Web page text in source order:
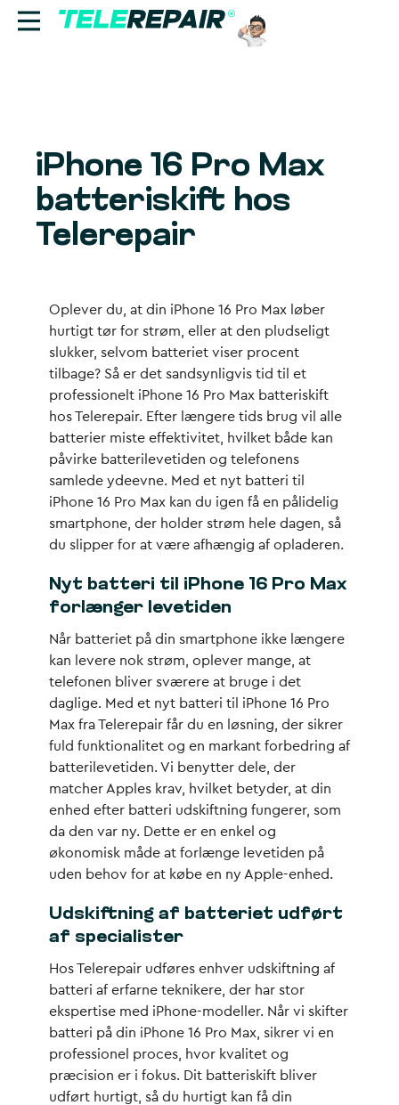
Find butik
Erhverv
iPhone 16 Pro Max
batteriskift hos
Telerepair
Oplever du, at din iPhone 16 Pro Max løber
hurtigt tør for strøm, eller at den pludseligt
slukker, selvom batteriet viser procent
tilbage? Så er det sandsynligvis tid til et
professionelt iPhone 16 Pro Max batteriskift
hos Telerepair. Efter længere tids brug vil alle
batterier miste effektivitet, hvilket både kan
påvirke batterilevetiden og telefonens
samlede ydeevne. Med et nyt batteri til
iPhone 16 Pro Max kan du igen få en pålidelig
smartphone, der holder strøm hele dagen, så
du slipper for at være afhængig af opladeren.
Nyt batteri til iPhone 16 Pro Max
forlænger levetiden
Når batteriet på din smartphone ikke længere
kan levere nok strøm, oplever mange, at
telefonen bliver sværere at bruge i det
daglige. Med et nyt batteri til iPhone 16 Pro
Max fra Telerepair får du en løsning, der sikrer
fuld funktionalitet og en markant forbedring af
batterilevetiden. Vi benytter dele, der
matcher Apples krav, hvilket betyder, at din
enhed efter batteri udskiftning fungerer, som
da den var ny. Dette er en enkel og
økonomisk måde at forlænge levetiden på
uden behov for at købe en ny Apple-enhed.
Udskiftning af batteriet udført
af specialister
Hos Telerepair udføres enhver udskiftning af
batteri af erfarne teknikere, der har stor
ekspertise med iPhone-modeller. Når vi skifter
batteri på din iPhone 16 Pro Max, sikrer vi en
professionel proces, hvor kvalitet og
præcision er i fokus. Dit batteriskift bliver
udført hurtigt, så du hurtigt kan få din